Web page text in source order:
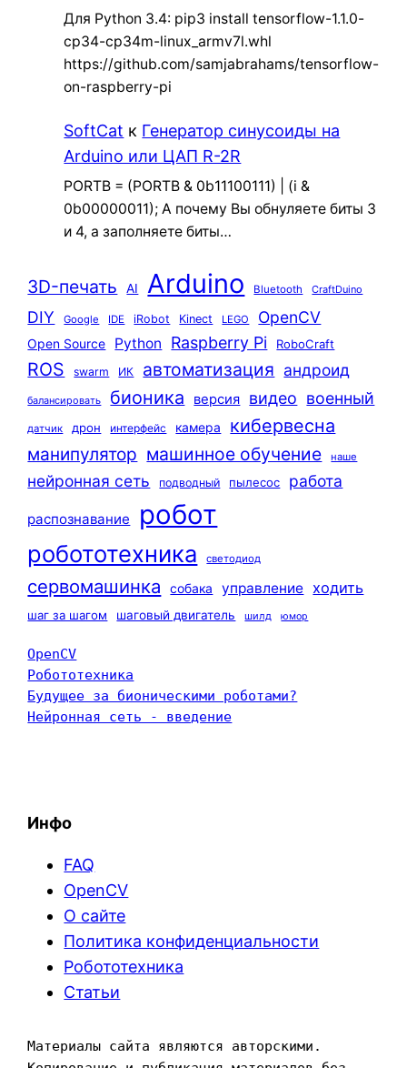
Для Python 3.4: pip3 install tensorflow-1.1.0-
cp34-cp34m-linux_armv7l.whl
https://github.com/samjabrahams/tensorflow-
on-raspberry-pi
SoftCat к Генератор синусоиды на
Arduino или ЦАП R-2R
PORTB = (PORTB & 0b11100111) | (i &
0b00000011); А почему Вы обнуляете биты 3
и 4, а заполняете биты…
3D-печать AI Arduino Bluetooth CraftDuino
DIY Google IDE iRobot Kinect LEGO OpenCV
Open Source Python Raspberry Pi RoboCraft
ROS swarm ИК автоматизация андроид
балансировать бионика версия видео военный
датчик дрон интерфейс камера кибервесна
манипулятор машинное обучение наше
нейронная сеть подводный пылесос работа
распознавание робот
робототехника светодиод
сервомашинка собака управление ходить
шаг за шагом шаговый двигатель шилд юмор
OpenCV
Робототехника
Будущее за бионическими роботами?
Нейронная сеть - введение
Инфо
FAQ
OpenCV
О сайте
Политика конфиденциальности
Робототехника
Статьи
Материалы сайта являются авторскими.